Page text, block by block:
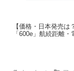
【価格・日本発売は
「600e」航続距離